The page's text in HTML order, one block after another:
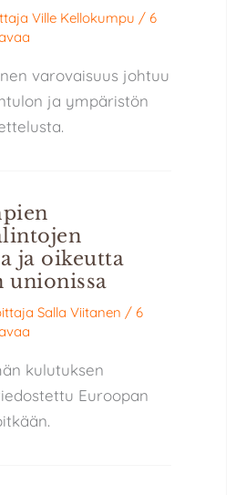
Ville Kellokumpu / 6
varovaisuus johtuu
ja ympäristön
ja oikeutta
unionissa
Salla Viitanen / 6
kulutuksen
Euroopan